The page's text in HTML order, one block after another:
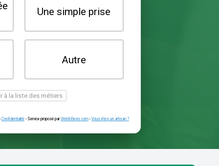
Une wallbox en
Une prise renforcée
(type greenup)
Je ne sais pas